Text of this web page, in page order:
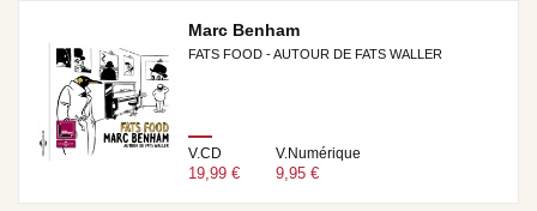
Marc Benham
FATS FOOD - AUTOUR DE FATS WALLER
V.CD
19,99 €
V.Numérique
9,95 €